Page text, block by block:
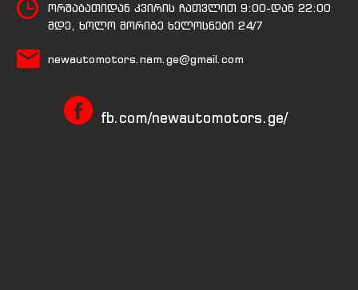
ორშაბათიდან კვირის ჩათვლით 9:00-დან 22:00
მდე, ხოლო მორიგე ხელოსნები 24/7
newautomotors.nam.ge@gmail.com
fb.com/newautomotors.ge/